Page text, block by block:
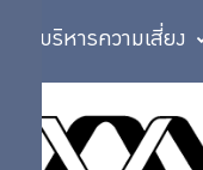
การบริหารความเสี่ยง
กับ